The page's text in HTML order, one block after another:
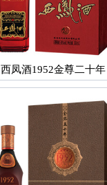
西凤酒1952金尊二十年